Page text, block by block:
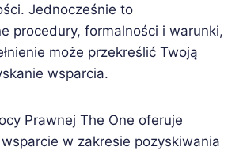
Jednocześnie to
procedury, formalności i warunki,
może przekreślić Twoją
wsparcia.
Prawnej The One oferuje
w zakresie pozyskiwania